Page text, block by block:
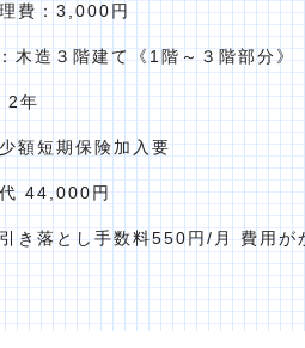
費：3,000円
造３階建て《1階～３階部分》
2年
額短期保険加入要
44,000円
き落とし手数料550円/月 費用が